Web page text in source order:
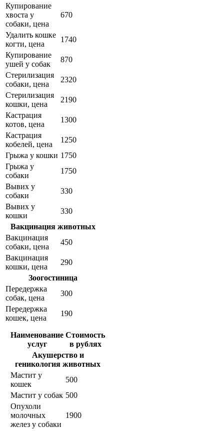
Купирование
хвоста у
собаки, цена
670
Удалить кошке
когти, цена
1740
Купирование
ушей у собак
870
Стерилизация
собаки, цена
2320
Стерилизация
кошки, цена
2190
Кастрация
котов, цена
1300
Кастрация
кобелей, цена
1250
Грыжа у кошки 1750
Грыжа у
собаки
1750
Вывих у
собаки
330
Вывих у
кошки
330
Вакцинация животных
Вакцинация
собаки, цена
450
Вакцинация
кошки, цена
290
Зоогостиница
Передержка
собак, цена
300
Передержка
кошек, цена
190
Наименование
услуг
Стоимость
в рублях
Акушерство и
геникология животных
Мастит у
кошек
500
Мастит у собак 500
Опухоли
молочных
желез у собаки
1900